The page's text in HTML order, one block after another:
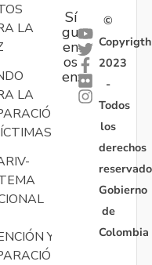
LA
LA
Y
Sí
gu
en
os
en:
©
Copyrigth
2023
-
Todos
los
derechos
Gobierno
de
Colombia